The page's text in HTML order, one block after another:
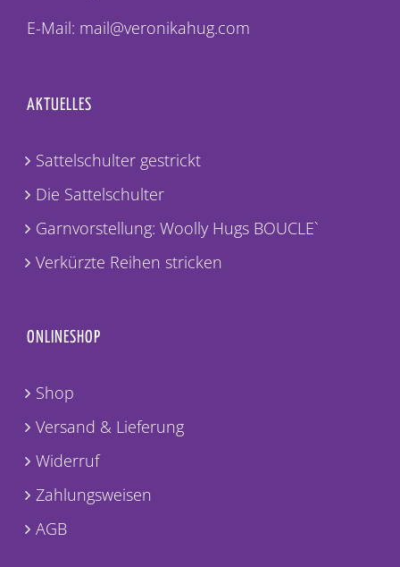
E-Mail: mail@veronikahug.com
AKTUELLES
Sattelschulter gestrickt
Die Sattelschulter
Garnvorstellung: Woolly Hugs BOUCLE`
Verkürzte Reihen stricken
ONLINESHOP
Shop
Versand & Lieferung
Widerruf
Zahlungsweisen
AGB